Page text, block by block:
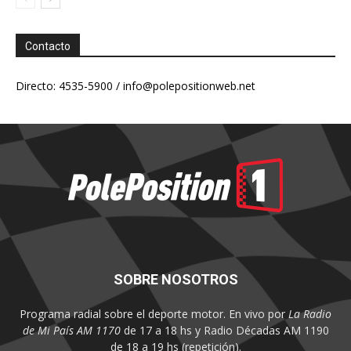
Contacto
Directo: 4535-5900 / info@polepositionweb.net
SOBRE NOSOTROS
Programa radial sobre el deporte motor. En vivo por La Radio
de Mi País AM 1170de 17 a 18 hs y Radio Décadas AM 1190
de 18 a 19 hs (repetición).